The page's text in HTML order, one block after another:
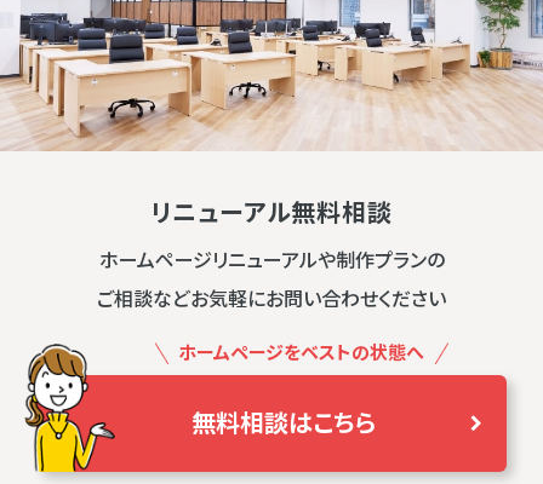
リニューアル無料相談
ホームページリニューアルや制作プランの
ご相談などお気軽にお問い合わせください
ホームページをベストの状態へ
無料相談はこちら